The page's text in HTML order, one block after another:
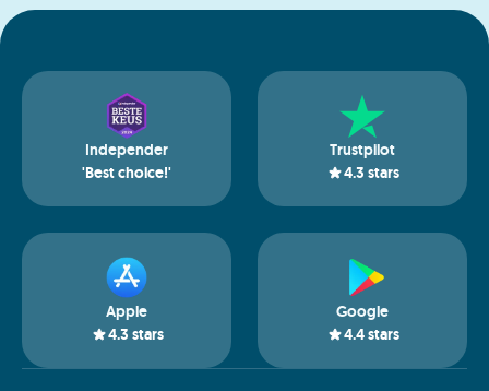
Independer
'Best choice!'
Trustpilot
4.3 stars
Apple
4.3 stars
Google
4.4stars